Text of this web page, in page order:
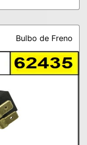
Bulbo de Freno